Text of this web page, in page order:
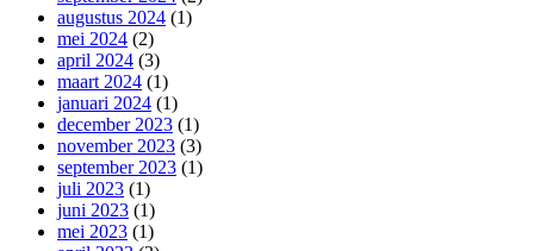
augustus 2024 (1)
mei 2024 (2)
april 2024 (3)
maart 2024 (1)
januari 2024 (1)
december 2023 (1)
november 2023 (3)
september 2023 (1)
juli 2023 (1)
juni 2023 (1)
mei 2023 (1)